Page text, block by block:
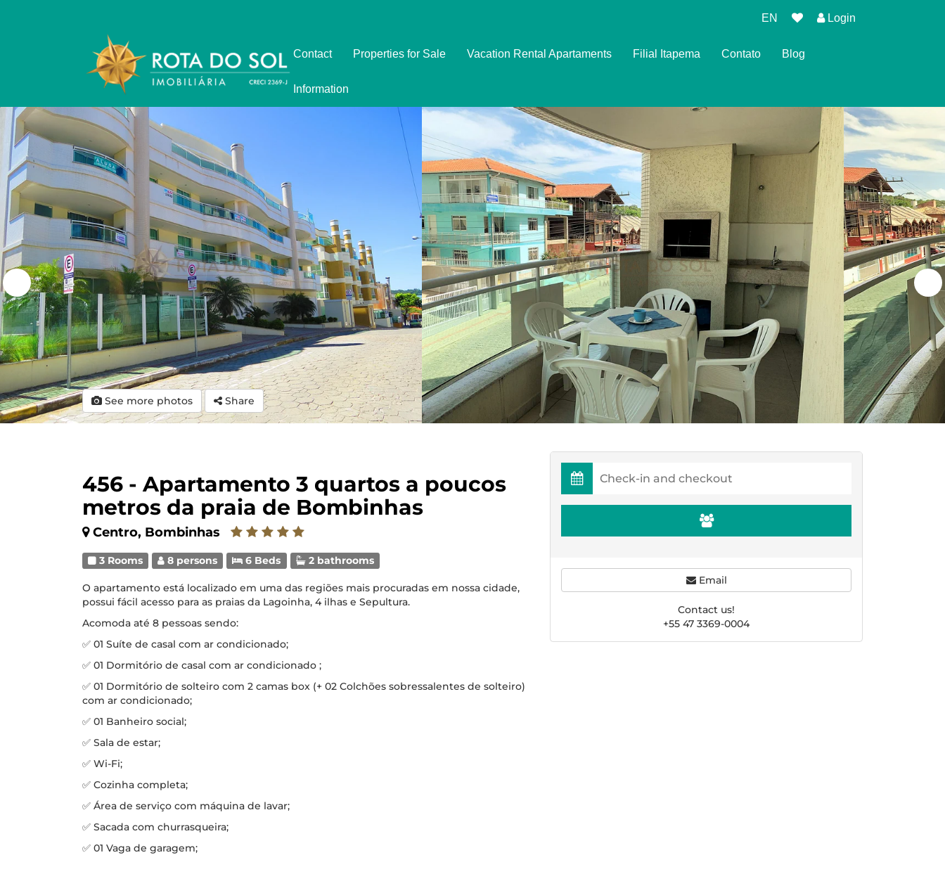
EN Login
Contact Properties for Sale Vacation Rental Apartaments
Promoções
Política de Privacidade
Termo e Condições para Reservar
Filial Itapema Contato Blog
Information
See more photos Share
456 - Apartamento 3 quartos a poucos
metros da praia de Bombinhas
Centro, Bombinhas
3 Rooms 8 persons 6 Beds 2 bathrooms
O apartamento está localizado em uma das regiões mais procuradas em nossa cidade,
possui fácil acesso para as praias da Lagoinha, 4 ilhas e Sepultura.
Acomoda até 8 pessoas sendo:
✅ 01 Suíte de casal com ar condicionado;
✅ 01 Dormitório de casal com ar condicionado ;
✅ 01 Dormitório de solteiro com 2 camas box (+ 02 Colchões sobressalentes de solteiro)
com ar condicionado;
✅ 01 Banheiro social;
✅ Sala de estar;
✅ Wi-Fi;
✅ Cozinha completa;
✅ Área de serviço com máquina de lavar;
✅ Sacada com churrasqueira;
✅ 01 Vaga de garagem;
Email
Contact us!
+55 47 3369-0004